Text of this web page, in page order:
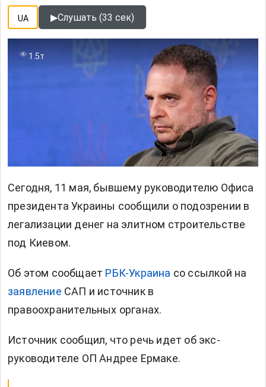
UA ▶Слушать (33 сек)
1.5т
Сегодня, 11 мая, бывшему руководителю Офиса
президента Украины сообщили о подозрении в
легализации денег на элитном строительстве
под Киевом.
Об этом сообщает РБК-Украина со ссылкой на
заявление САП и источник в
правоохранительных органах.
Источник сообщил, что речь идет об экс-
руководителе ОП Андрее Ермаке.